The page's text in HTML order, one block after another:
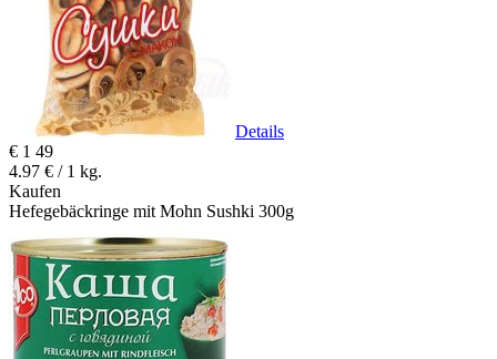
Details
€ 1 49
4.97 € / 1 kg.
Kaufen
Hefegebäckringe mit Mohn Sushki 300g